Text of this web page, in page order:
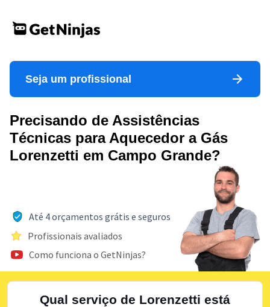
Seja um profissional
Precisando de Assistências
Técnicas para Aquecedor a Gás
Lorenzetti em Campo Grande?
Até 4 orçamentos grátis e seguros
Profissionais avaliados
Como funciona o GetNinjas?
Qual serviço de Lorenzetti está